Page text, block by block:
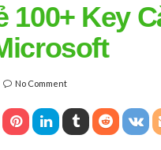
100+ Key
No Comment